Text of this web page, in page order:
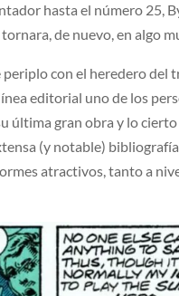
hasta el número 25,
tornara, de nuevo, en algo
periplo con el heredero
editorial uno de los
última gran obra y lo
(y notable)
atractivos, tanto a